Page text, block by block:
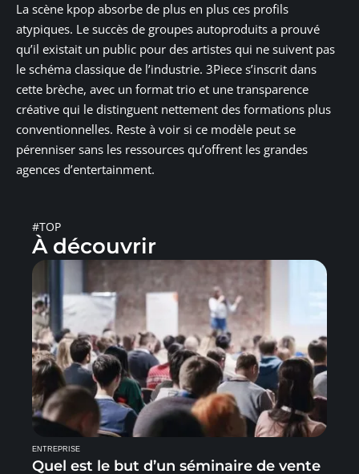
La scène kpop absorbe de plus en plus ces profils
atypiques. Le succès de groupes autoproduits a prouvé
qu’il existait un public pour des artistes qui ne suivent pas
le schéma classique de l’industrie. 3Piece s’inscrit dans
cette brèche, avec un format trio et une transparence
créative qui le distinguent nettement des formations plus
conventionnelles. Reste à voir si ce modèle peut se
pérenniser sans les ressources qu’offrent les grandes
agences d’entertainment.
#TOP
À découvrir
ENTREPRISE
Quel est le but d’un séminaire de vente